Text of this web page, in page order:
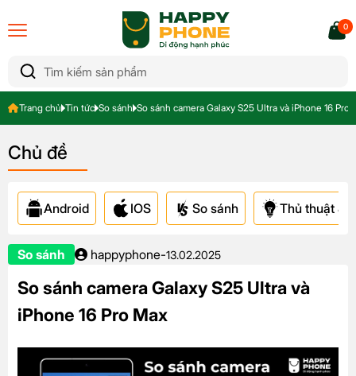
0
Trang chủ Tin tức So sánh So sánh camera Galaxy S25 Ultra và iPhone 16 Pro
Chủ đề
Android IOS So sánh Thủ thuật &
So sánh happyphone-13.02.2025
So sánh camera Galaxy S25 Ultra và
iPhone 16 Pro Max